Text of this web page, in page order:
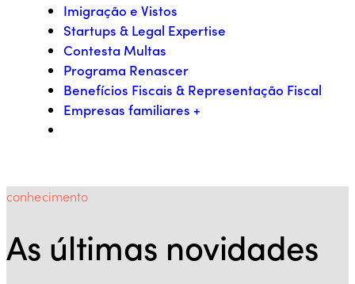
Imigração e Vistos
Startups & Legal Expertise
Contesta Multas
Programa Renascer
Benefícios Fiscais & Representação Fiscal
Empresas familiares +
conhecimento
As últimas novidades